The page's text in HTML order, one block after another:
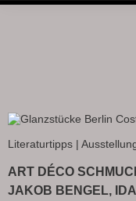
Literaturtipps |
ART DÉCO
JAKOB BENGEL,